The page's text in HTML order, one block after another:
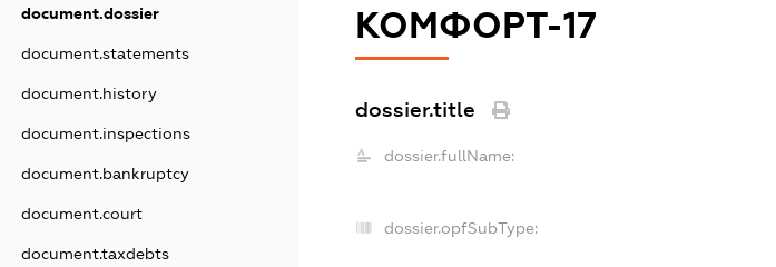
document.dossier
document.statements
document.history
document.inspections
document.bankruptcy
document.court
document.taxdebts
КОМФОРТ-17
dossier.title
dossier.fullName:
dossier.opfSubType: